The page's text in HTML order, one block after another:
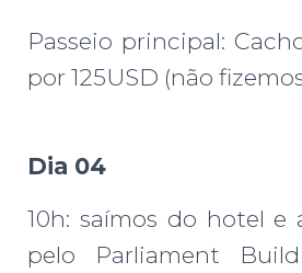
Passeio principal:
por 125USD (não
Dia 04
10h: saímos do hotel e
pelo Parliament